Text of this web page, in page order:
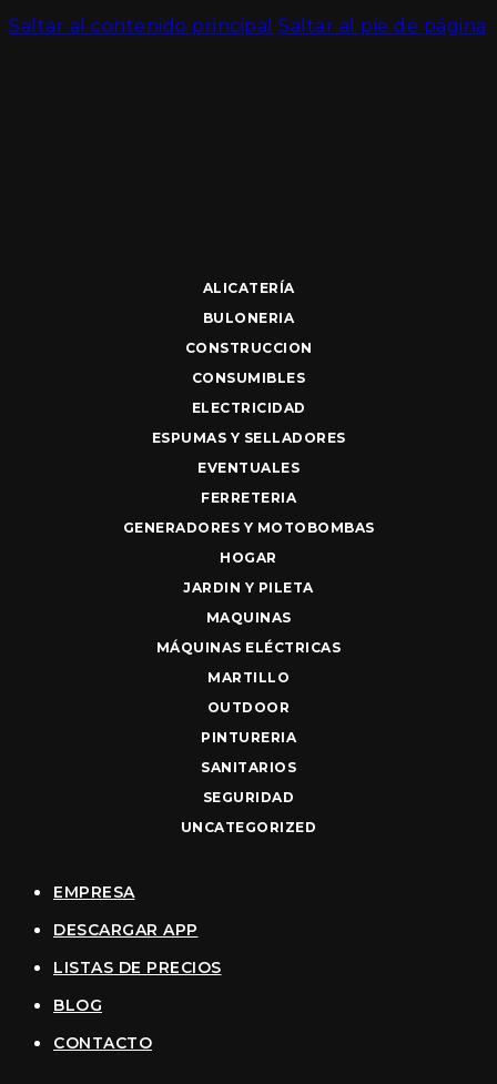
Saltar al contenido principal Saltar al pie de página
ALICATERÍA
BULONERIA
CONSTRUCCION
CONSUMIBLES
ELECTRICIDAD
ESPUMAS Y SELLADORES
EVENTUALES
FERRETERIA
GENERADORES Y MOTOBOMBAS
HOGAR
JARDIN Y PILETA
MAQUINAS
MÁQUINAS ELÉCTRICAS
MARTILLO
OUTDOOR
PINTURERIA
SANITARIOS
SEGURIDAD
UNCATEGORIZED
EMPRESA
DESCARGAR APP
LISTAS DE PRECIOS
BLOG
CONTACTO